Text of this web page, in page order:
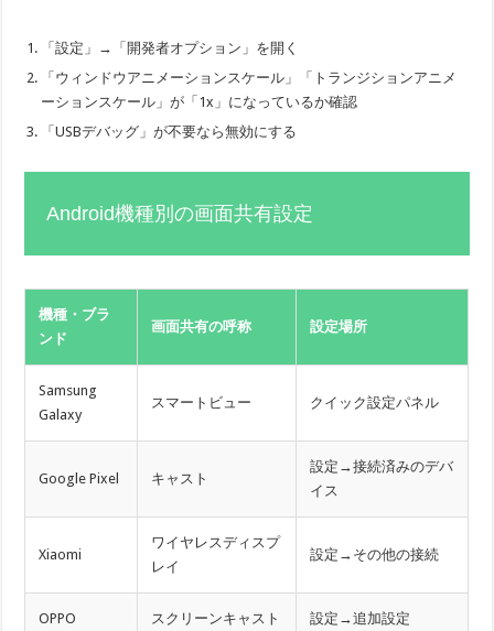
「設定」→「開発者オプション」を開く
「ウィンドウアニメーションスケール」「トランジションアニメ
ーションスケール」が「1x」になっているか確認
「USBデバッグ」が不要なら無効にする
Android機種別の画面共有設定
機種・ブラ
ンド
画面共有の呼称 設定場所
Samsung
Galaxy
スマートビュー クイック設定パネル
Google Pixel キャスト
設定→接続済みのデバ
イス
Xiaomi
ワイヤレスディスプ
レイ
設定→その他の接続
OPPO スクリーンキャスト 設定→追加設定